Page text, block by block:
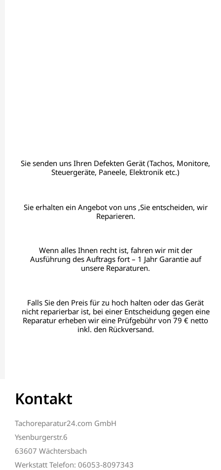
Sie senden uns Ihren Defekten Gerät (Tachos, Monitore,
Steuergeräte, Paneele, Elektronik etc.)
Sie erhalten ein Angebot von uns ,Sie entscheiden, wir
Reparieren.
Wenn alles Ihnen recht ist, fahren wir mit der
Ausführung des Auftrags fort – 1 Jahr Garantie auf
unsere Reparaturen.
Falls Sie den Preis für zu hoch halten oder das Gerät
nicht reparierbar ist, bei einer Entscheidung gegen eine
Reparatur erheben wir eine Prüfgebühr von 79 € netto
inkl. den Rückversand.
Kontakt
Tachoreparatur24.com GmbH
Ysenburgerstr.6
63607 Wächtersbach
Werkstatt Telefon: 06053-8097343